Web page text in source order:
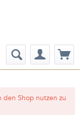
den Shop nutzen zu